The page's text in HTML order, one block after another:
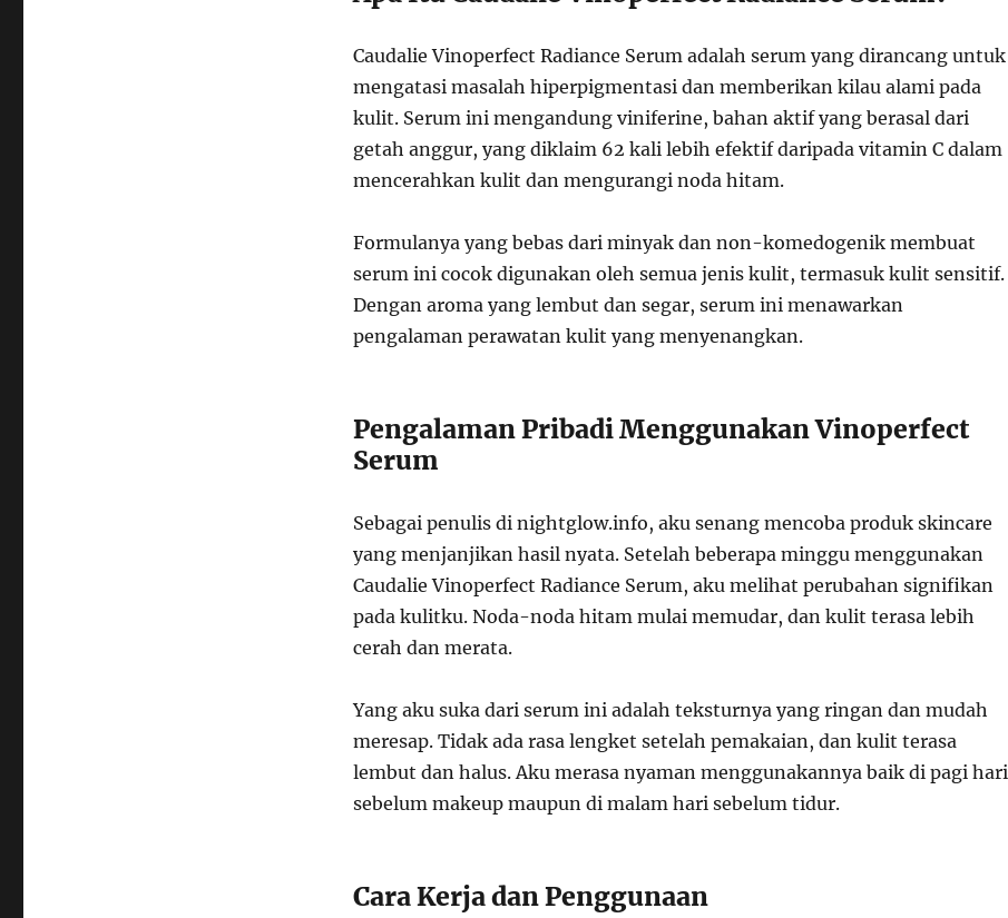
Caudalie Vinoperfect Radiance Serum adalah serum yang dirancang untuk
mengatasi masalah hiperpigmentasi dan memberikan kilau alami pada
kulit. Serum ini mengandung viniferine, bahan aktif yang berasal dari
getah anggur, yang diklaim 62 kali lebih efektif daripada vitamin C dalam
mencerahkan kulit dan mengurangi noda hitam.
Formulanya yang bebas dari minyak dan non-komedogenik membuat
serum ini cocok digunakan oleh semua jenis kulit, termasuk kulit sensitif.
Dengan aroma yang lembut dan segar, serum ini menawarkan
pengalaman perawatan kulit yang menyenangkan.
Pengalaman Pribadi Menggunakan Vinoperfect
Serum
Sebagai penulis di nightglow.info, aku senang mencoba produk skincare
yang menjanjikan hasil nyata. Setelah beberapa minggu menggunakan
Caudalie Vinoperfect Radiance Serum, aku melihat perubahan signifikan
pada kulitku. Noda-noda hitam mulai memudar, dan kulit terasa lebih
cerah dan merata.
Yang aku suka dari serum ini adalah teksturnya yang ringan dan mudah
meresap. Tidak ada rasa lengket setelah pemakaian, dan kulit terasa
lembut dan halus. Aku merasa nyaman menggunakannya baik di pagi hari
sebelum makeup maupun di malam hari sebelum tidur.
Cara Kerja dan Penggunaan